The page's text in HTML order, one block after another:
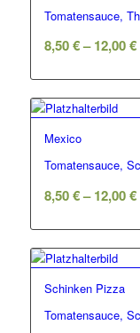
Tomatensauce,
8,50€–12,00€
Mexico
Tomatensauce,
8,50€–12,00€
Schinken Pizza
Tomatensauce,